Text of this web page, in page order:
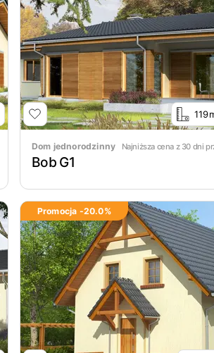
Dom jednorodzinny Najniższa cena z 30 dni
Bob G1
Promocja -20.0%